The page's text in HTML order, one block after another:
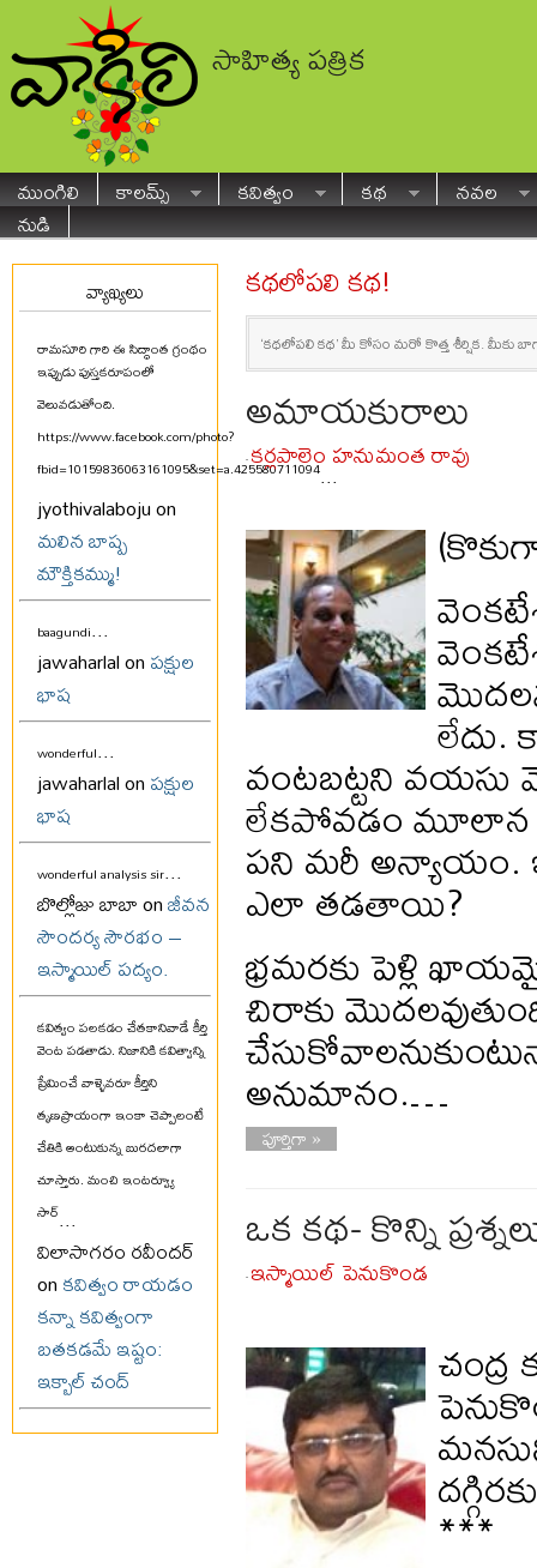
సాహిత్య పత్రిక
ముంగిలి కాలమ్స్ కవిత్వం కథ
నవల
నుడి
వ్యాఖ్యలు
రామసూరి గారి ఈ సిద్ధాంత గ్రంథం
ఇప్పుడు పుస్తకరూపంలో
వెలువడుతోంది.
https://www.facebook.com/photo?
fbid=10159836063161095&set=a.425580711094...
jyothivalaboju on
మలిన బాష్ప
మౌక్తికమ్ము!
baagundi...
jawaharlal onపక్షుల
భాష
wonderful...
jawaharlal onపక్షుల
భాష
wonderful analysis sir...
బొల్లోజు బాబా onజీవన
సౌందర్య సౌరభం –
ఇస్మాయిల్ పద్యం.
కవిత్వం పలకడం చేతకానివాడే కీర్తి
వెంట పడతాడు. నిజానికి కవిత్వాన్ని
ప్రేమించే వాళ్ళెవరూ కీర్తిని
తృణప్రాయంగా ఇంకా చెప్పాలంటే
చేతికి అంటుకున్న బురదలాగా
చూస్తారు. మంచి ఇంటర్వ్యూ
సార్...
విలాసాగరం రవీందర్
onకవిత్వం రాయడం
కన్నా కవిత్వంగా
బతకడమే ఇష్టం:
ఇక్బాల్ చంద్
కథలోపలి కథ!
‘కథలోపలి కథ’ మీ కోసం మరో కొత్త శీర్షిక. మీకు
అమాయకురాలు
-కర్లపాలెం హనుమంత రావు
లేదు.
వంటబట్టని వయసు
లేకపోవడం
పని మరీ అన్యాయం.
ఎలా తడతాయి?
భ్రమరకు పెళ్లి
చిరాకు
అనుమానం.…
పూర్తిగా »
ఒక కథ- కొన్ని
-ఇస్మాయిల్ పెనుకొండ
***